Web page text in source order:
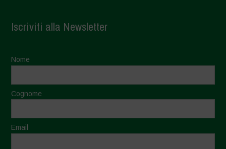
Iscriviti alla Newsletter
Nome
Cognome
Email